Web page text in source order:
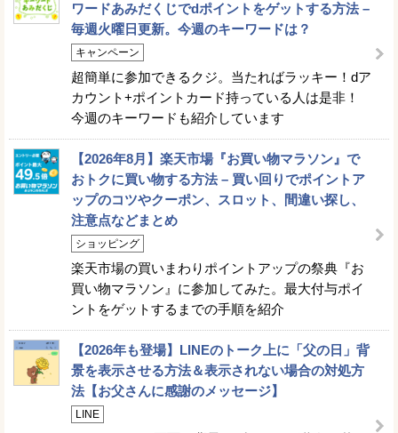
ワードあみだくじでdポイントをゲットする方法 –
毎週火曜日更新。今週のキーワードは？
キャンペーン
超簡単に参加できるクジ。当たればラッキー！dア
カウント+ポイントカード持っている人は是非！
今週のキーワードも紹介しています
【2026年8月】楽天市場『お買い物マラソン』で
おトクに買い物する方法 – 買い回りでポイントア
ップのコツやクーポン、スロット、間違い探し、
注意点などまとめ
ショッピング
楽天市場の買いまわりポイントアップの祭典『お
買い物マラソン』に参加してみた。最大付与ポイ
ントをゲットするまでの手順を紹介
【2026年も登場】LINEのトーク上に「父の日」背
景を表示させる方法＆表示されない場合の対処方
法【お父さんに感謝のメッセージ】
LINE